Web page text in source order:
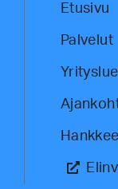
Etusivu
Palvelut